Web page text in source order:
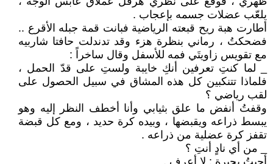
يلعّب عضلات جسمه بإعجاب .
أطارت هبة ريح قبعته الرياضية فبانت قمة جبله الأقرع ..
فضحكتُ ، رماني بنظرة هزء وقد تدندلت حافتا شاربيه
مع تقويس زاويتَي فمه للأسفل وقال ساخراً :
_ لما كنتِ تعرفين أنكِ خايبة ولستِ على قدّ الحمل ،
فلماذا تتنكبين كل هذه المشاق في سبيل الحصول على
لقب رياضي ؟
وقفتُ أنفض ما علق بثيابي وأنا أخطف النظر إليه وهو
يبسط ذراعه ويقبضها ، وبيده كرة حديد ، ومع كل قبضة
تقفز كرة عضلية من ذراعه .
_ من أي نادٍ أنتِ ؟